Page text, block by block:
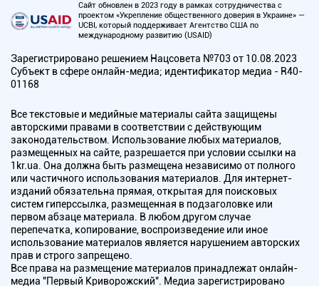
Сайт обновлен в 2023 году в рамках сотрудничества с
проектом «Укрепление общественного доверия в Украине» —
UCBI, который поддерживает Агентство США по
международному развитию (USAID)
Зарегистрировано решением Нацсовета №703 от 10.08.2023
Субъект в сфере онлайн-медиа; идентификатор медиа - R40-
01168
Все текстовые и медийные материалы сайта защищены
авторскими правами в соответствии с действующим
законодательством. Использование любых материалов,
размещенных на сайте, разрешается при условии ссылки на
1kr.ua. Она должна быть размещена независимо от полного
или частичного использования материалов. Для интернет-
изданий обязательна прямая, открытая для поисковых
систем гиперссылка, размещенная в подзаголовке или
первом абзаце материала. В любом другом случае
перепечатка, копирование, воспроизведение или иное
использование материалов является нарушением авторских
прав и строго запрещено.
Все права на размещение материалов принадлежат онлайн-
медиа "Первый Криворожский". Медиа зарегистрировано